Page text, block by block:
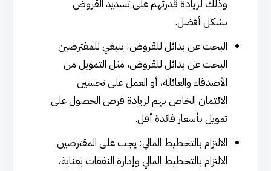
وذلك لزيادة قدرتهم على تسديد القروض
بشكل أفضل.
البحث عن بدائل للقروض: ينبغي للمقترضين
البحث عن بدائل للقروض، مثل التمويل من
الأصدقاء والعائلة، أو العمل على تحسين
الائتمان الخاص بهم لزيادة فرص الحصول على
تمويل بأسعار فائدة أقل.
الالتزام بالتخطيط المالي: يجب على المقترضين
الالتزام بالتخطيط المالي وإدارة النفقات بعناية،